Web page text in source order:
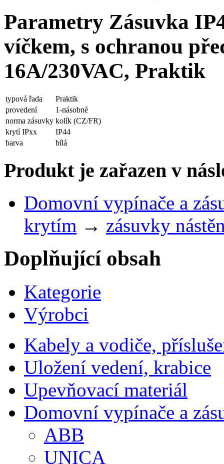
Parametry Zásuvka
víčkem, s ochranou
16A/230VAC, Praktik
typová řada
Praktik
provedení
1-násobné
norma zásuvky kolík (CZ/FR)
krytí IPxx
IP44
barva
bílá
Produkt je zařazen v
Domovní vypínače a
krytím → zásuvky
Doplňující obsah
Kategorie
Výrobci
Kabely a vodiče,
Uložení vedení, krabice
Upevňovací materiál
Domovní vypínače a
ABB
UNICA